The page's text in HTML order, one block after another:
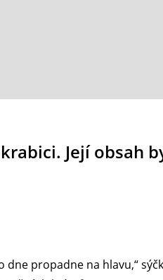
Její obsah
propadne na hlavu,“